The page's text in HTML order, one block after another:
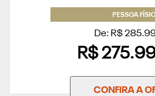
PESSOA
De: R$
R$
CONFIRA A